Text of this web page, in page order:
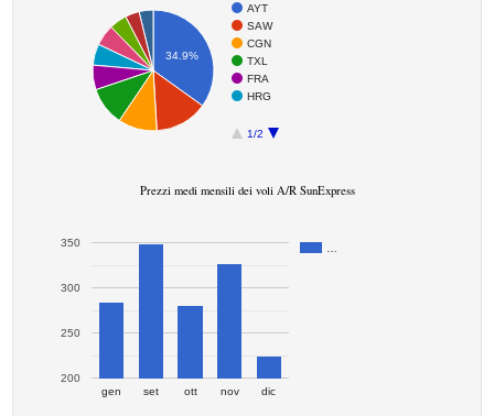
AYT
SAW
CGN
TXL
FRA
HRG
1/2
34.9%
Prezzi medi mensili dei voli A/R SunExpress
gen set ott nov dic
200
250
300
350